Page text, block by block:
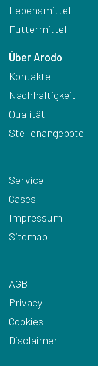
Lebensmittel
Futtermittel
Über Arodo
Kontakte
Nachhaltigkeit
Qualität
Stellenangebote
Service
Cases
Impressum
Sitemap
AGB
Privacy
Cookies
Disclaimer